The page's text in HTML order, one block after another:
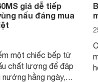
giá dễ tiếp
nấu đáng mua
một chiếc bếp từ
chất lượng để đáp
nướng hằng ngày,